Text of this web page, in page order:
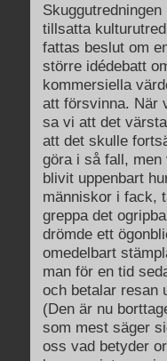
tillsatta
fattas beslut om
större idédebatt
kommersiella
att försvinna. När
sa vi att det
att det skulle
göra i så fall,
blivit uppenbart
människor i fack,
greppa det
drömde ett
omedelbart
man för en tid
och betalar resan
(Den är nu
som mest säger
oss vad betyder